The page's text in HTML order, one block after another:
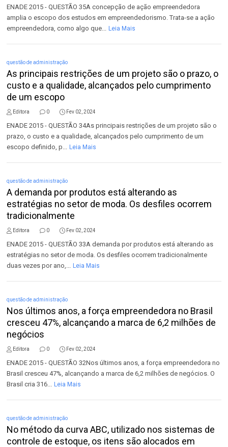
ENADE 2015 - QUESTÃO 35A concepção de ação empreendedora
amplia o escopo dos estudos em empreendedorismo. Trata-se a ação
empreendedora, como algo que... Leia Mais
questão de administração
As principais restrições de um projeto são o prazo, o
custo e a qualidade, alcançados pelo cumprimento
de um escopo
Editora 0 Fev 02, 2024
ENADE 2015 - QUESTÃO 34As principais restrições de um projeto são o
prazo, o custo e a qualidade, alcançados pelo cumprimento de um
escopo definido, p... Leia Mais
questão de administração
A demanda por produtos está alterando as
estratégias no setor de moda. Os desfiles ocorrem
tradicionalmente
Editora 0 Fev 02, 2024
ENADE 2015 - QUESTÃO 33A demanda por produtos está alterando as
estratégias no setor de moda. Os desfiles ocorrem tradicionalmente
duas vezes por ano,... Leia Mais
questão de administração
Nos últimos anos, a força empreendedora no Brasil
cresceu 47%, alcançando a marca de 6,2 milhões de
negócios
Editora 0 Fev 02, 2024
ENADE 2015 - QUESTÃO 32Nos últimos anos, a força empreendedora no
Brasil cresceu 47%, alcançando a marca de 6,2 milhões de negócios. O
Brasil cria 316... Leia Mais
questão de administração
No método da curva ABC, utilizado nos sistemas de
controle de estoque, os itens são alocados em